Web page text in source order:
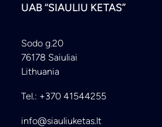
UAB “SIAULIU KETAS”
Sodo g.20
76178 Saiuliai
Lithuania
Tel.: +370 41544255
info@siauliuketas.lt